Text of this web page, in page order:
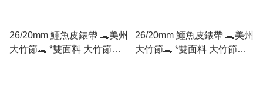
26/20mm 鱷魚皮錶帶 🐊美州
大竹節🐊 *雙面料 大竹節面 /
26/20mm 鱷魚皮錶帶 🐊美州
大竹節🐊 *雙面料 大竹節面 /